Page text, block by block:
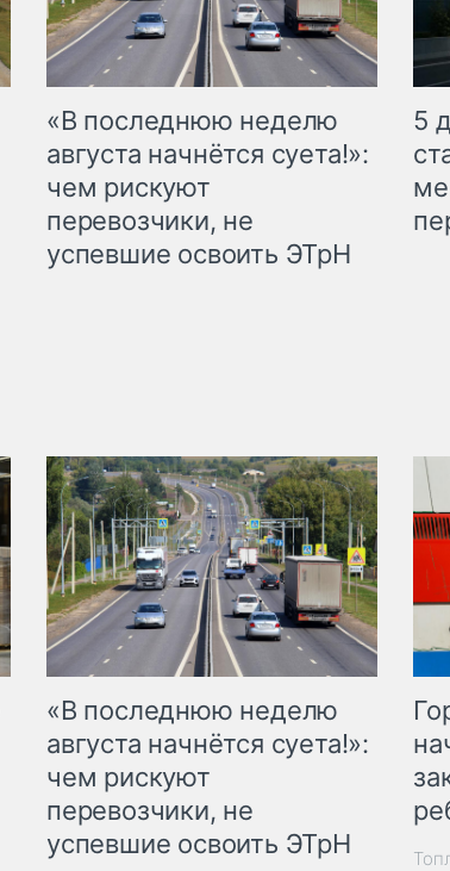
«В последнюю неделю
августа начнётся суета!»:
чем рискуют
перевозчики, не
успевшие освоить ЭТрН
5
«В последнюю неделю
августа начнётся суета!»:
чем рискуют
перевозчики, не
успевшие освоить ЭТрН